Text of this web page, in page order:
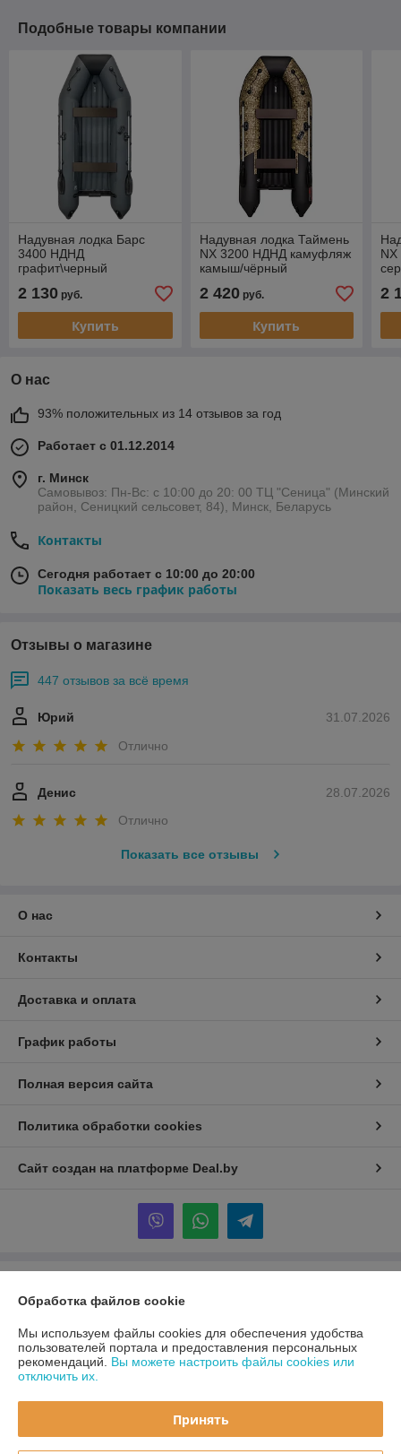
Подобные товары компании
Надувная лодка Барс
3400 НДНД
графит\черный
2 130 руб.
Купить
Надувная лодка Таймень
NX 3200 НДНД камуфляж
камыш/чёрный
2 420руб.
Купить
2
О нас
93% положительных из 14 отзывов за год
Работает с 01.12.2014
г. Минск
Самовывоз: Пн-Вс: с 10:00 до 20: 00 ТЦ "Сеница" (Минский
район, Сеницкий сельсовет, 84), Минск, Беларусь
Контакты
Сегодня работает с 10:00 до 20:00
Показать весь график работы
Отзывы о магазине
447 отзывов за всё время
31.07.2026
Юрий
Отлично
28.07.2026
Денис
Отлично
Показать все отзывы
О нас
Контакты
Доставка и оплата
График работы
Полная версия сайта
Политика обработки cookies
Сайт создан на платформе Deal.by
ул. Сухаревская, ДОМ 16, пом. 16, 220019
Регистрационный номер ЕГР: 192849314
Регистрационный орган: Минский горисполком
Обработка файлов cookie
Мы используем файлы cookies для обеспечения удобства
пользователей портала и предоставления персональных
рекомендаций. Вы можете настроить файлы cookies или
отключить их.
Принять